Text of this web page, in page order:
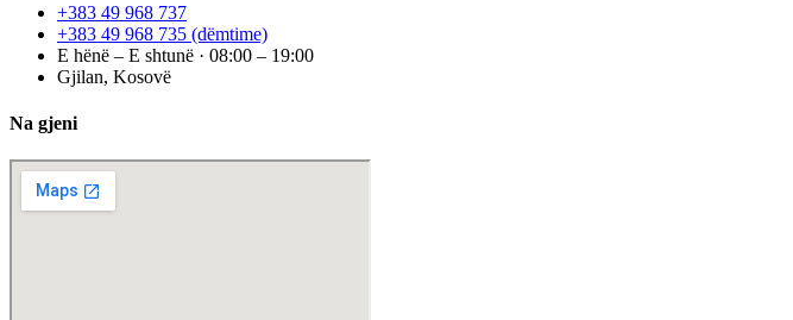
+383 49 968 737
+383 49 968 735 (dëmtime)
E hënë – E shtunë · 08:00 – 19:00
Gjilan, Kosovë
Na gjeni